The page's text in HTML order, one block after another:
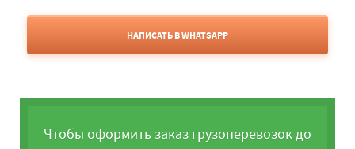
НАПИСАТЬ В WHATSAPP
Чтобы оформить заказ грузоперевозок до